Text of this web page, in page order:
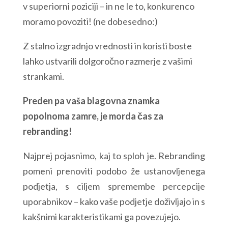
v superiorni poziciji – in ne le to, konkurenco
moramo povoziti! (ne dobesedno:)
Z stalno izgradnjo vrednosti in koristi boste
lahko ustvarili dolgoročno razmerje z vašimi
strankami.
Preden pa vaša blagovna znamka
popolnoma zamre, je morda čas za
rebranding!
Najprej pojasnimo, kaj to sploh je. Rebranding
pomeni prenoviti podobo že ustanovljenega
podjetja, s ciljem spremembe percepcije
uporabnikov – kako vaše podjetje doživljajo in s
kakšnimi karakteristikami ga povezujejo.